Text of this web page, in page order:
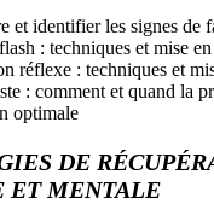
et identifier les signes de
: techniques et mise
réflexe : techniques et
: comment et quand la
optimale
DE
ET MENTALE